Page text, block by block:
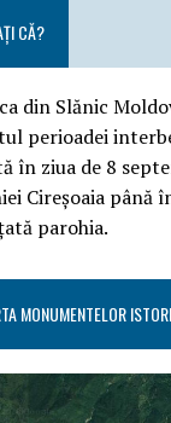
CĂ?
din Slănic
perioadei
în ziua de 8
Cireşoaia până
parohia.
MONUMENTELOR